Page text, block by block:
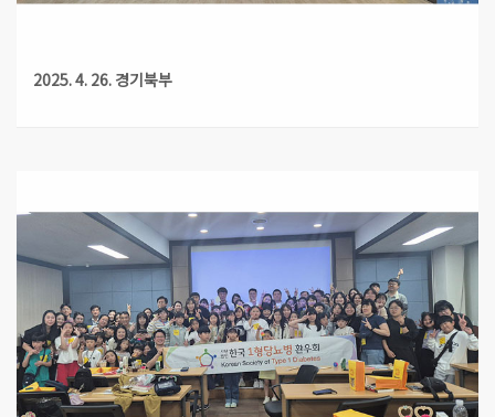
2025. 4. 26. 경기북부